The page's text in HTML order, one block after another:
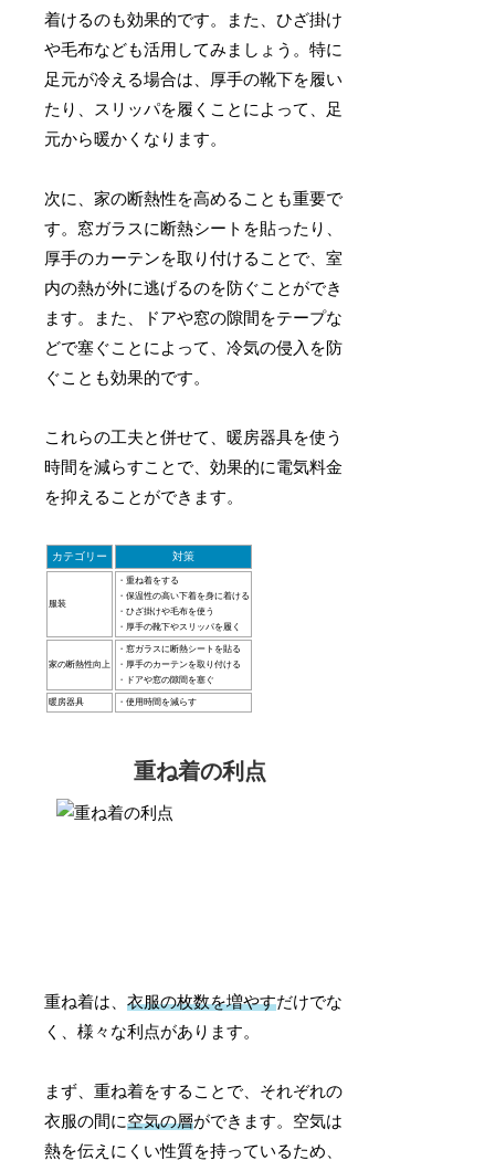
着けるのも効果的です。また、ひざ掛け
や毛布なども活用してみましょう。特に
足元が冷える場合は、厚手の靴下を履い
たり、スリッパを履くことによって、足
元から暖かくなります。
次に、家の断熱性を高めることも重要で
す。窓ガラスに断熱シートを貼ったり、
厚手のカーテンを取り付けることで、室
内の熱が外に逃げるのを防ぐことができ
ます。また、ドアや窓の隙間をテープな
どで塞ぐことによって、冷気の侵入を防
ぐことも効果的です。
これらの工夫と併せて、暖房器具を使う
時間を減らすことで、効果的に電気料金
を抑えることができます。
カテゴリー 対策
服装
・重ね着をする
・保温性の高い下着を身に着ける
・ひざ掛けや毛布を使う
・厚手の靴下やスリッパを履く
家の断熱性向上
・窓ガラスに断熱シートを貼る
・厚手のカーテンを取り付ける
・ドアや窓の隙間を塞ぐ
暖房器具 ・使用時間を減らす
重ね着の利点
重ね着は、衣服の枚数を増やすだけでな
く、様々な利点があります。
まず、重ね着をすることで、それぞれの
衣服の間に空気の層ができます。空気は
熱を伝えにくい性質を持っているため、